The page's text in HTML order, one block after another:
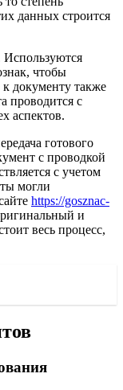
данных строится
чтобы
документу также
проводится с
аспектов.
готового
с проводкой
с учетом
могли
https://gosznac-
и
весь процесс,